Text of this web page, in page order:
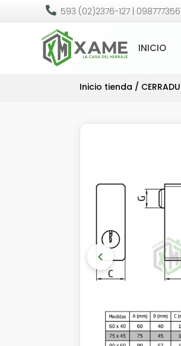
 593 (02)2376-127 |
INICIO
Inicio tienda /